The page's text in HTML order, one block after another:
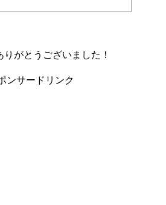
がとうございました！
ンサードリンク